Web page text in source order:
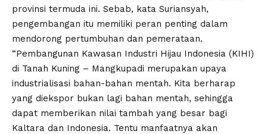
provinsi termuda ini. Sebab, kata Suriansyah,
pengembangan itu memiliki peran penting dalam
mendorong pertumbuhan dan pemerataan.
“Pembangunan Kawasan Industri Hijau Indonesia (KIHI)
di Tanah Kuning – Mangkupadi merupakan upaya
industrialisasi bahan-bahan mentah. Kita berharap
yang diekspor bukan lagi bahan mentah, sehingga
dapat memberikan nilai tambah yang besar bagi
Kaltara dan Indonesia. Tentu manfaatnya akan